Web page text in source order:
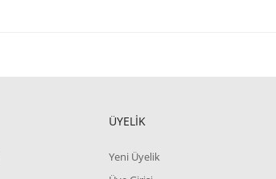
ÜYELİK
Yeni Üyelik